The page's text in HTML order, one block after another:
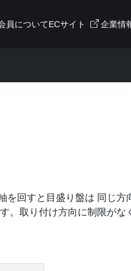
員についてECサイト 企業情
を回すと目盛り盤は 同じ
。取り付け方向に制限がな